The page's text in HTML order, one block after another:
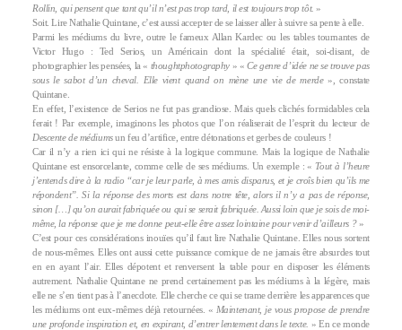
Rollin, qui pensent que tant qu’il n’est pas trop tard, il est toujours trop tôt. »
Soit. Lire Nathalie Quintane, c’est aussi accepter de se laisser aller à suivre sa pente à elle.
Parmi les médiums du livre, outre le fameux Allan Kardec ou les tables tournantes de
Victor Hugo : Ted Serios, un Américain dont la spécialité était, soi-disant, de
photographier les pensées, la « thoughtphotography» «Ce genre d’idée ne se trouve pas
sous le sabot d’un cheval. Elle vient quand on mène une vie de merde», constate
Quintane.
En effet, l’existence de Serios ne fut pas grandiose. Mais quels clichés formidables cela
ferait ! Par exemple, imaginons les photos que l’on réaliserait de l’esprit du lecteur de
Descente de médiumsun feu d’artifice, entre détonations et gerbes de couleurs !
Car il n’y a rien ici qui ne résiste à la logique commune. Mais la logique de Nathalie
Quintane est ensorcelante, comme celle de ses médiums. Un exemple : «Tout à l’heure
j’entends dire à la radio “car je leur parle, à mes amis disparus, et je croîs bien qu’ils me
répondent”. Si la réponse des morts est dans notre tête, alors il n’y a pas de réponse,
sinon […] qu’on aurait fabriquée ou qui se serait fabriquée. Aussi loin que je sois de moi-
même, la réponse que je me donne peut-elle être assez lointaine pour venir d’ailleurs ?»
C’est pour ces considérations inouïes qu’il faut lire Nathalie Quintane. Elles nous sortent
de nous-mêmes. Elles ont aussi cette puissance comique de ne jamais être absurdes tout
en en ayant l’air. Elles dépotent et renversent la table pour en disposer les éléments
autrement. Nathalie Quintane ne prend certainement pas les médiums à la légère, mais
elle ne s’en tient pas à l’anecdote. Elle cherche ce qui se trame derrière les apparences que
les médiums ont eux-mêmes déjà retournées. « Maintenant, je vous propose de prendre
une profonde inspiration et, en expirant, d’entrer lentement dans le texte. » En ce monde